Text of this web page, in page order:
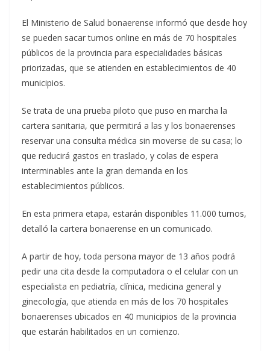
El Ministerio de Salud bonaerense informó que desde hoy
se pueden sacar turnos online en más de 70 hospitales
públicos de la provincia para especialidades básicas
priorizadas, que se atienden en establecimientos de 40
municipios.
Se trata de una prueba piloto que puso en marcha la
cartera sanitaria, que permitirá a las y los bonaerenses
reservar una consulta médica sin moverse de su casa; lo
que reducirá gastos en traslado, y colas de espera
interminables ante la gran demanda en los
establecimientos públicos.
En esta primera etapa, estarán disponibles 11.000 turnos,
detalló la cartera bonaerense en un comunicado.
A partir de hoy, toda persona mayor de 13 años podrá
pedir una cita desde la computadora o el celular con un
especialista en pediatría, clínica, medicina general y
ginecología, que atienda en más de los 70 hospitales
bonaerenses ubicados en 40 municipios de la provincia
que estarán habilitados en un comienzo.